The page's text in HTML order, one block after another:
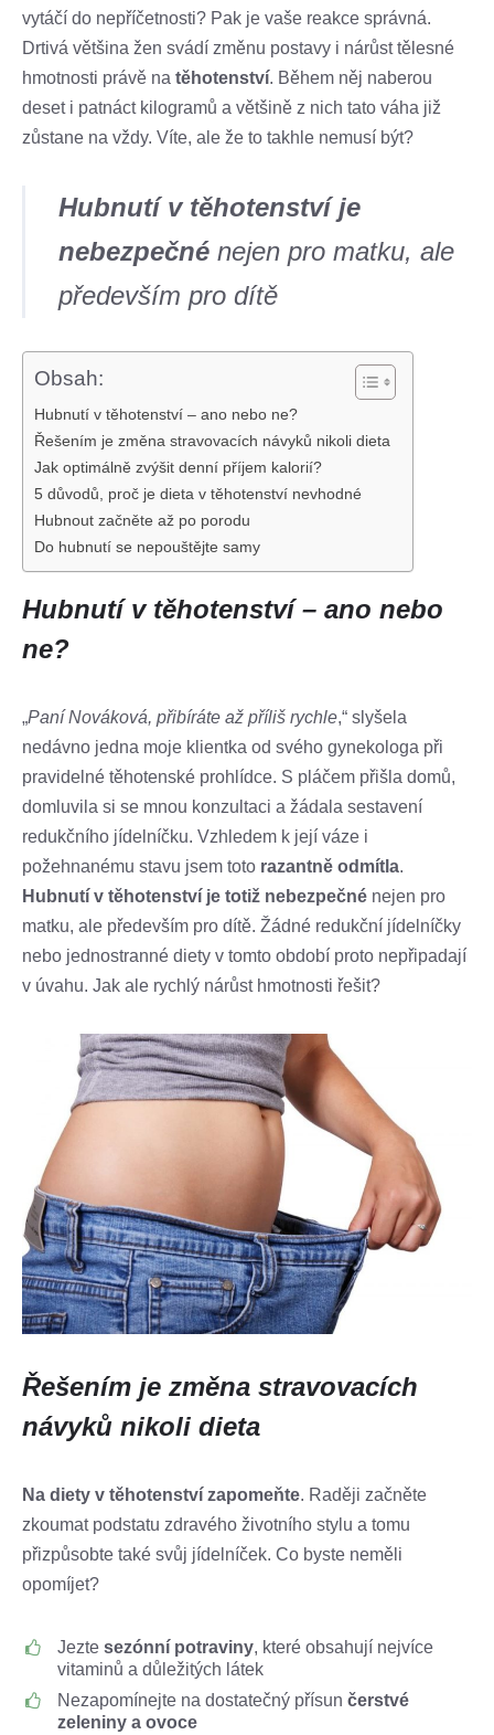
vytáčí do nepříčetnosti? Pak je vaše reakce správná.
Drtivá většina žen svádí změnu postavy i nárůst tělesné
hmotnosti právě na těhotenství. Během něj naberou
deset i patnáct kilogramů a většině z nich tato váha již
zůstane na vždy. Víte, ale že to takhle nemusí být?
Hubnutí v těhotenství je
nebezpečné nejen pro matku, ale
především pro dítě
Obsah:
Hubnutí v těhotenství – ano nebo ne?
Řešením je změna stravovacích návyků nikoli dieta
Jak optimálně zvýšit denní příjem kalorií?
5 důvodů, proč je dieta v těhotenství nevhodné
Hubnout začněte až po porodu
Do hubnutí se nepouštějte samy
Hubnutí v těhotenství – ano nebo
ne?
„Paní Nováková, přibíráte až příliš rychle,“ slyšela
nedávno jedna moje klientka od svého gynekologa při
pravidelné těhotenské prohlídce. S pláčem přišla domů,
domluvila si se mnou konzultaci a žádala sestavení
redukčního jídelníčku. Vzhledem k její váze i
požehnanému stavu jsem toto razantně odmítla.
Hubnutí v těhotenství je totiž nebezpečné nejen pro
matku, ale především pro dítě. Žádné redukční jídelníčky
nebo jednostranné diety v tomto období proto nepřipadají
v úvahu. Jak ale rychlý nárůst hmotnosti řešit?
Řešením je změna stravovacích
návyků nikoli dieta
Na diety v těhotenství zapomeňte. Raději začněte
zkoumat podstatu zdravého životního stylu a tomu
přizpůsobte také svůj jídelníček. Co byste neměli
opomíjet?
Jezte sezónní potraviny, které obsahují nejvíce
vitaminů a důležitých látek
Nezapomínejte na dostatečný přísun čerstvé
zeleniny a ovoce